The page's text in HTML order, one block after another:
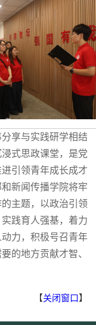
享与实践研学相结
式思政课堂，是党
引领青年成长成才
新闻传播学院将牢
主题，以政治引领
践育人强基，着力
力，积极号召青年
的地方贡献才智、
【关闭窗口 】